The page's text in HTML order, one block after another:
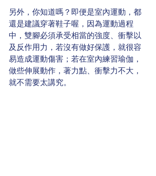
另外，你知道嗎？即便是室內運動，都
還是建議穿著鞋子喔，因為運動過程
中，雙腳必須承受相當的強度、衝擊以
及反作用力，若沒有做好保護，就很容
易造成運動傷害；若在室內練習瑜伽，
做些伸展動作，著力點、衝擊力不大，
就不需要太講究。